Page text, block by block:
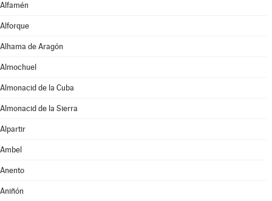
Alfamén
Alforque
Alhama de Aragón
Almochuel
Almonacid de la Cuba
Almonacid de la Sierra
Alpartir
Ambel
Anento
Aniñón